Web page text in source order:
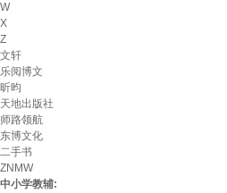
W
X
Z
文轩
乐阅博文
昕昀
天地出版社
师路领航
东博文化
二手书
ZNMW
中小学教辅: